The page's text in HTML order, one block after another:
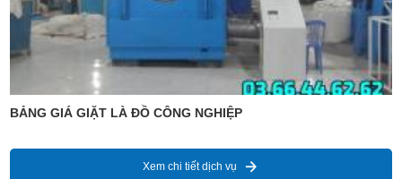
BẢNG GIÁ GIẶT LÀ ĐỒ CÔNG NGHIỆP
Xem chi tiết dịch vụ